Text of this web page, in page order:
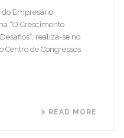
do Empresário
“O Crescimento
realiza-se no
Centro de Congressos
READ MORE